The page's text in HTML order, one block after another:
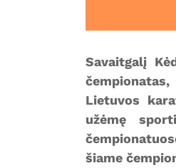
Savaitgalį
Lietuvos
užėmę
šiame